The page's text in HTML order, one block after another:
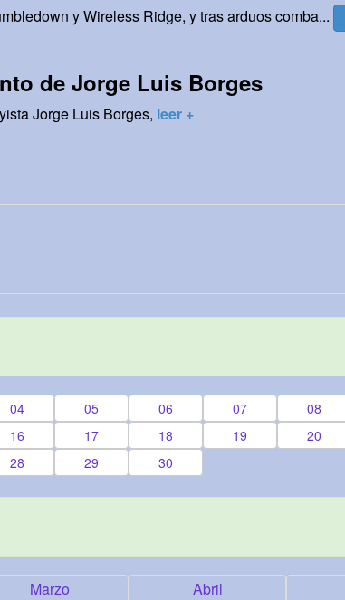
y Wireless Ridge, y tras arduos comba...
de Jorge Luis Borges
Jorge Luis Borges, leer +
04 05 06 07 08
16 17 18 19 20
28 29 30
Marzo Abril